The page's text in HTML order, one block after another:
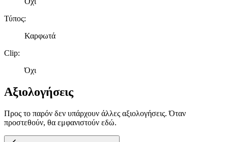
Τύπος:
Καρφωτά
Clip:
Όχι
Αξιολογήσεις
Προς το παρόν δεν υπάρχουν άλλες αξιολογήσεις. Όταν
προστεθούν, θα εμφανιστούν εδώ.